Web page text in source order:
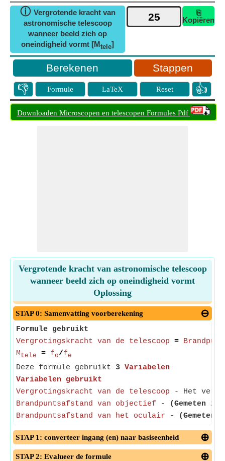
ⓘ Vergrotende kracht van
astronomische telescoop
wanneer beeld zich op
oneindigheid vormt [Mtele]
⎘
Kopiëren
Stappen
👎 Formule LaTeX Reset 👍
Downloaden Microscopen en telescopen Formules Pdf
Vergrotende kracht van astronomische telescoop
wanneer beeld zich op oneindigheid vormt
Oplossing
STAP 0: Samenvatting voorberekening
Formule gebruikt
Vergrotingskracht van de telescoop =
Mtele = fo/fe
Deze formule gebruikt 3 Variabelen
Variabelen gebruikt
Vergrotingskracht van de telescoop - Het
Brandpuntsafstand van objectief -
(Gemeten in
Brandpuntsafstand van het oculair - (Gemeten
STAP 1: converteer ingang (en) naar basiseenheid
STAP 2: Evalueer de formule